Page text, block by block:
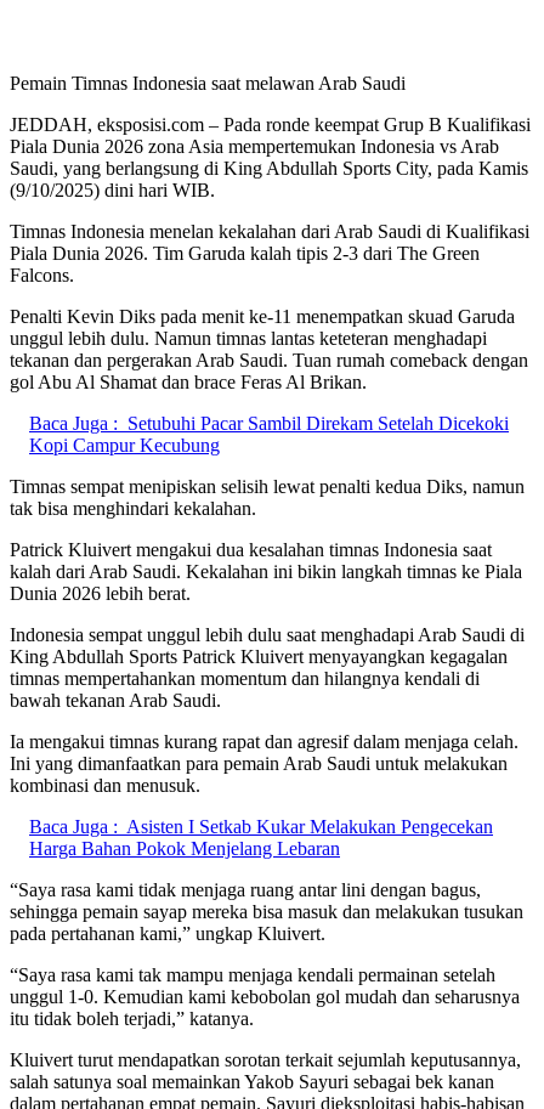
Pemain Timnas Indonesia saat melawan Arab Saudi
JEDDAH, eksposisi.com – Pada ronde keempat Grup B Kualifikasi
Piala Dunia 2026 zona Asia mempertemukan Indonesia vs Arab
Saudi, yang berlangsung di King Abdullah Sports City, pada Kamis
(9/10/2025) dini hari WIB.
Timnas Indonesia menelan kekalahan dari Arab Saudi di Kualifikasi
Piala Dunia 2026. Tim Garuda kalah tipis 2-3 dari The Green
Falcons.
Penalti Kevin Diks pada menit ke-11 menempatkan skuad Garuda
unggul lebih dulu. Namun timnas lantas keteteran menghadapi
tekanan dan pergerakan Arab Saudi. Tuan rumah comeback dengan
gol Abu Al Shamat dan brace Feras Al Brikan.
Baca Juga : Setubuhi Pacar Sambil Direkam Setelah Dicekoki
Kopi Campur Kecubung
Timnas sempat menipiskan selisih lewat penalti kedua Diks, namun
tak bisa menghindari kekalahan.
Patrick Kluivert mengakui dua kesalahan timnas Indonesia saat
kalah dari Arab Saudi. Kekalahan ini bikin langkah timnas ke Piala
Dunia 2026 lebih berat.
Indonesia sempat unggul lebih dulu saat menghadapi Arab Saudi di
King Abdullah Sports Patrick Kluivert menyayangkan kegagalan
timnas mempertahankan momentum dan hilangnya kendali di
bawah tekanan Arab Saudi.
Ia mengakui timnas kurang rapat dan agresif dalam menjaga celah.
Ini yang dimanfaatkan para pemain Arab Saudi untuk melakukan
kombinasi dan menusuk.
Baca Juga : Asisten I Setkab Kukar Melakukan Pengecekan
Harga Bahan Pokok Menjelang Lebaran
“Saya rasa kami tidak menjaga ruang antar lini dengan bagus,
sehingga pemain sayap mereka bisa masuk dan melakukan tusukan
pada pertahanan kami,” ungkap Kluivert.
“Saya rasa kami tak mampu menjaga kendali permainan setelah
unggul 1-0. Kemudian kami kebobolan gol mudah dan seharusnya
itu tidak boleh terjadi,” katanya.
Kluivert turut mendapatkan sorotan terkait sejumlah keputusannya,
salah satunya soal memainkan Yakob Sayuri sebagai bek kanan
dalam pertahanan empat pemain. Sayuri dieksploitasi habis-habisan